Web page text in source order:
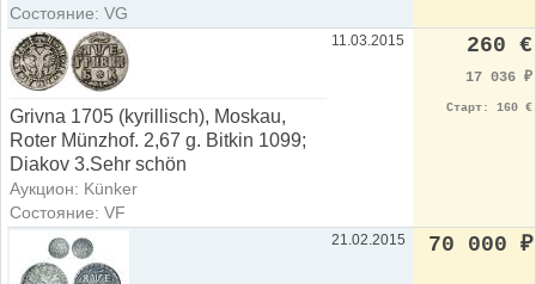
Состояние: VG
Grivna 1705 (kyrillisch), Moskau,
Roter Münzhof. 2,67 g. Bitkin 1099;
Diakov 3.Sehr schön
Аукцион: Künker
Состояние: VF
11.03.2015 260 €
17 036 ₽
Старт: 160 €
21.02.2015 70 000 ₽